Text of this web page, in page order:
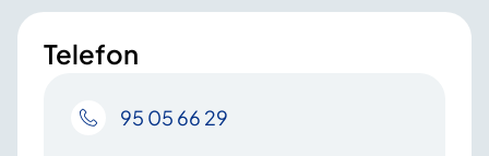
Telefon
95 05 66 29